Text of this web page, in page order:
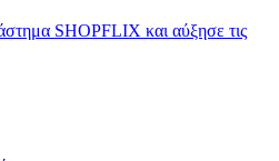
SHOPFLIX και αύξησε τις